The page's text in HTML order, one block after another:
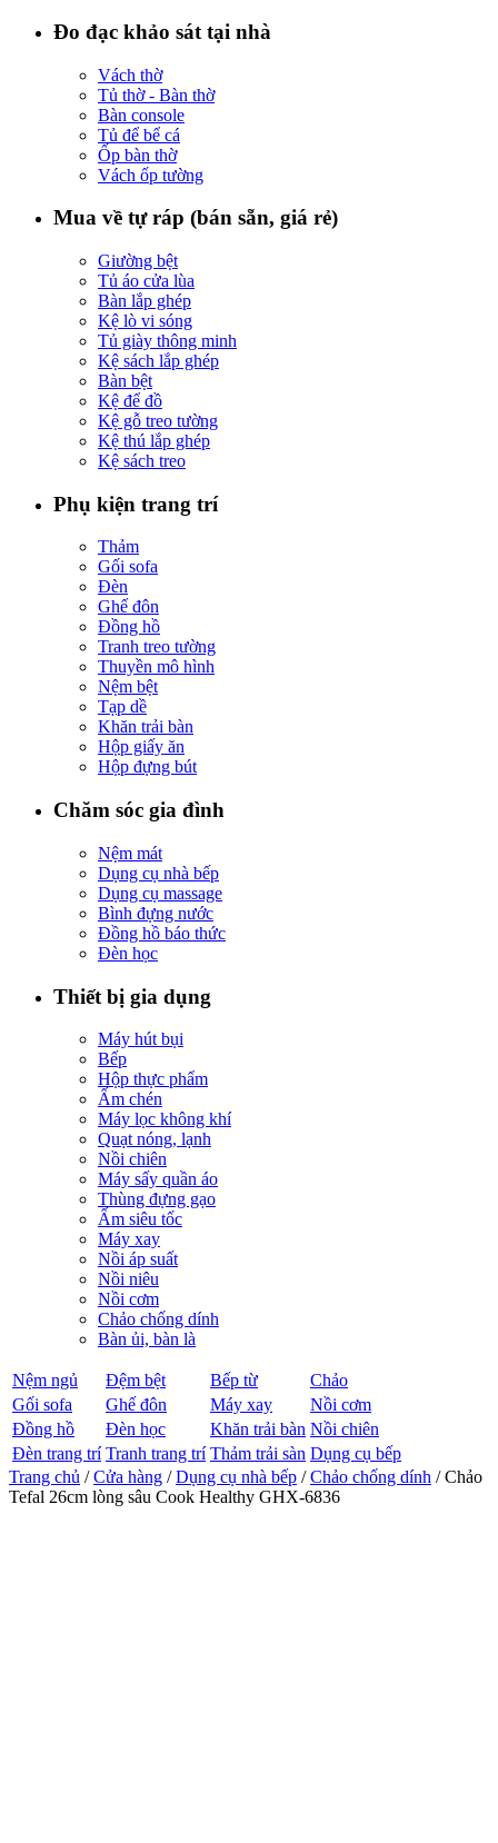
Đo đạc khảo sát tại nhà
Vách thờ
Tủ thờ - Bàn thờ
Bàn console
Tủ để bể cá
Ốp bàn thờ
Vách ốp tường
Mua về tự ráp (bán sẵn, giá rẻ)
Giường bệt
Tủ áo cửa lùa
Bàn lắp ghép
Kệ lò vi sóng
Tủ giày thông minh
Kệ sách lắp ghép
Bàn bệt
Kệ để đồ
Kệ gỗ treo tường
Kệ thú lắp ghép
Kệ sách treo
Phụ kiện trang trí
Thảm
Gối sofa
Đèn
Ghế đôn
Đồng hồ
Tranh treo tường
Thuyền mô hình
Nệm bệt
Tạp dề
Khăn trải bàn
Hộp giấy ăn
Hộp đựng bút
Chăm sóc gia đình
Nệm mát
Dụng cụ nhà bếp
Dụng cụ massage
Bình đựng nước
Đồng hồ báo thức
Đèn học
Thiết bị gia dụng
Máy hút bụi
Bếp
Hộp thực phẩm
Ấm chén
Máy lọc không khí
Quạt nóng, lạnh
Nồi chiên
Máy sấy quần áo
Thùng đựng gạo
Ấm siêu tốc
Máy xay
Nồi áp suất
Nồi niêu
Nồi cơm
Chảo chống dính
Bàn ủi, bàn là
Nệm ngủ Đệm bệt Bếp từ
Chảo
Gối sofa
Ghế đôn Máy xay
Nồi cơm
Đồng hồ
Đèn học Khăn trải bàn Nồi chiên
Đèn trang trí Tranh trang trí Thảm trải sàn Dụng cụ bếp
Trang chủ /Cửa hàng /Dụng cụ nhà bếp /Chảo chống dính / Chảo
Tefal 26cm lòng sâu Cook Healthy GHX-6836